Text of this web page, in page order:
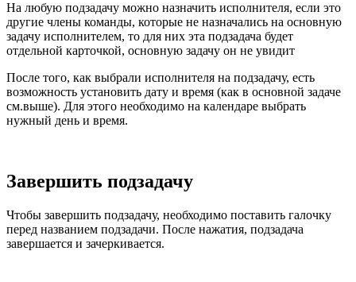
На любую подзадачу можно назначить исполнителя, если это
другие члены команды, которые не назначались на основную
задачу исполнителем, то для них эта подзадача будет
отдельной карточкой, основную задачу он не увидит
После того, как выбрали исполнителя на подзадачу, есть
возможность установить дату и время (как в основной задаче
см.выше). Для этого необходимо на календаре выбрать
нужный день и время.
Завершить подзадачу
Чтобы завершить подзадачу, необходимо поставить галочку
перед названием подзадачи. После нажатия, подзадача
завершается и зачеркивается.